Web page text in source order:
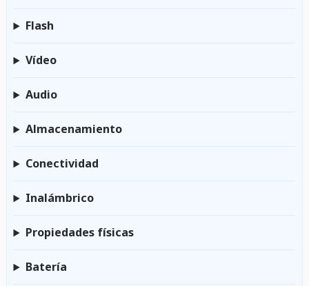
Flash
Vídeo
Audio
Almacenamiento
Conectividad
Inalámbrico
Propiedades físicas
Batería